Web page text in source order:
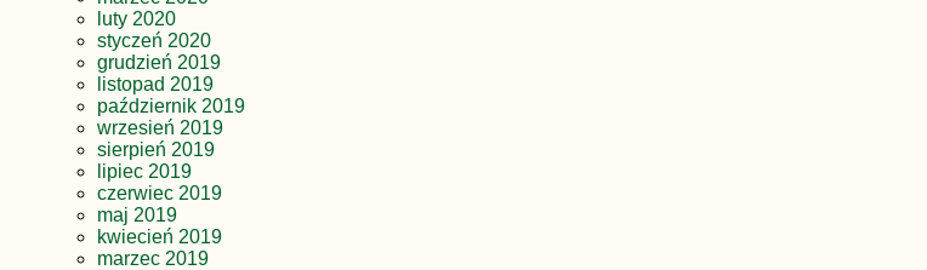
luty 2020
styczeń 2020
grudzień 2019
listopad 2019
październik 2019
wrzesień 2019
sierpień 2019
lipiec 2019
czerwiec 2019
maj 2019
kwiecień 2019
marzec 2019